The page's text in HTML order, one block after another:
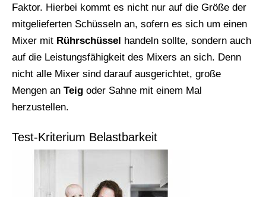
Faktor. Hierbei kommt es nicht nur auf die Größe der
mitgelieferten Schüsseln an, sofern es sich um einen
Mixer mit Rührschüssel handeln sollte, sondern auch
auf die Leistungsfähigkeit des Mixers an sich. Denn
nicht alle Mixer sind darauf ausgerichtet, große
Mengen an Teig oder Sahne mit einem Mal
herzustellen.
Test-Kriterium Belastbarkeit